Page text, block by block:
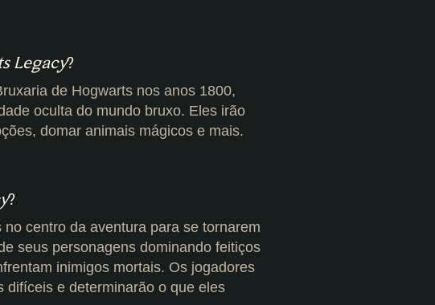
Legacy?
de Hogwarts nos anos 1800,
oculta do mundo bruxo. Eles irão
domar animais mágicos e mais.
?
centro da aventura para se tornarem
seus personagens dominando feitiços
inimigos mortais. Os jogadores
difíceis e determinarão o que eles